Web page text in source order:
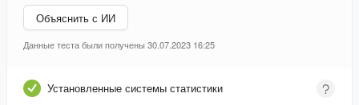
Объяснить с ИИ
Данные теста были получены 30.07.2023 16:25
Установленные системы статистики